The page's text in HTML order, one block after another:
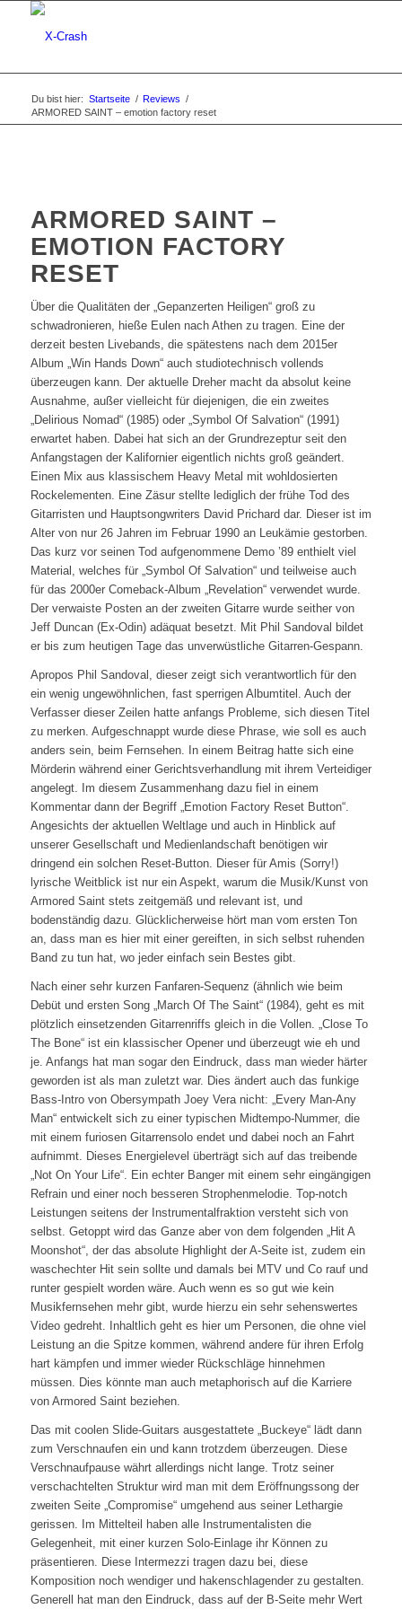
Du bist hier: Startseite / Reviews /
ARMORED SAINT – emotion factory reset
ARMORED SAINT –
EMOTION FACTORY
RESET
Über die Qualitäten der „Gepanzerten Heiligen“ groß zu
schwadronieren, hieße Eulen nach Athen zu tragen. Eine der
derzeit besten Livebands, die spätestens nach dem 2015er
Album „Win Hands Down“ auch studiotechnisch vollends
überzeugen kann. Der aktuelle Dreher macht da absolut keine
Ausnahme, außer vielleicht für diejenigen, die ein zweites
„Delirious Nomad“ (1985) oder „Symbol Of Salvation“ (1991)
erwartet haben. Dabei hat sich an der Grundrezeptur seit den
Anfangstagen der Kalifornier eigentlich nichts groß geändert.
Einen Mix aus klassischem Heavy Metal mit wohldosierten
Rockelementen. Eine Zäsur stellte lediglich der frühe Tod des
Gitarristen und Hauptsongwriters David Prichard dar. Dieser ist im
Alter von nur 26 Jahren im Februar 1990 an Leukämie gestorben.
Das kurz vor seinen Tod aufgenommene Demo ’89 enthielt viel
Material, welches für „Symbol Of Salvation“ und teilweise auch
für das 2000er Comeback-Album „Revelation“ verwendet wurde.
Der verwaiste Posten an der zweiten Gitarre wurde seither von
Jeff Duncan (Ex-Odin) adäquat besetzt. Mit Phil Sandoval bildet
er bis zum heutigen Tage das unverwüstliche Gitarren-Gespann.
Apropos Phil Sandoval, dieser zeigt sich verantwortlich für den
ein wenig ungewöhnlichen, fast sperrigen Albumtitel. Auch der
Verfasser dieser Zeilen hatte anfangs Probleme, sich diesen Titel
zu merken. Aufgeschnappt wurde diese Phrase, wie soll es auch
anders sein, beim Fernsehen. In einem Beitrag hatte sich eine
Mörderin während einer Gerichtsverhandlung mit ihrem Verteidiger
angelegt. Im diesem Zusammenhang dazu fiel in einem
Kommentar dann der Begriff „Emotion Factory Reset Button“.
Angesichts der aktuellen Weltlage und auch in Hinblick auf
unserer Gesellschaft und Medienlandschaft benötigen wir
dringend ein solchen Reset-Button. Dieser für Amis (Sorry!)
lyrische Weitblick ist nur ein Aspekt, warum die Musik/Kunst von
Armored Saint stets zeitgemäß und relevant ist, und
bodenständig dazu. Glücklicherweise hört man vom ersten Ton
an, dass man es hier mit einer gereiften, in sich selbst ruhenden
Band zu tun hat, wo jeder einfach sein Bestes gibt.
Nach einer sehr kurzen Fanfaren-Sequenz (ähnlich wie beim
Debüt und ersten Song „March Of The Saint“ (1984), geht es mit
plötzlich einsetzenden Gitarrenriffs gleich in die Vollen. „Close To
The Bone“ ist ein klassischer Opener und überzeugt wie eh und
je. Anfangs hat man sogar den Eindruck, dass man wieder härter
geworden ist als man zuletzt war. Dies ändert auch das funkige
Bass-Intro von Obersympath Joey Vera nicht: „Every Man-Any
Man“ entwickelt sich zu einer typischen Midtempo-Nummer, die
mit einem furiosen Gitarrensolo endet und dabei noch an Fahrt
aufnimmt. Dieses Energielevel überträgt sich auf das treibende
„Not On Your Life“. Ein echter Banger mit einem sehr eingängigen
Refrain und einer noch besseren Strophenmelodie. Top-notch
Leistungen seitens der Instrumentalfraktion versteht sich von
selbst. Getoppt wird das Ganze aber von dem folgenden „Hit A
Moonshot“, der das absolute Highlight der A-Seite ist, zudem ein
waschechter Hit sein sollte und damals bei MTV und Co rauf und
runter gespielt worden wäre. Auch wenn es so gut wie kein
Musikfernsehen mehr gibt, wurde hierzu ein sehr sehenswertes
Video gedreht. Inhaltlich geht es hier um Personen, die ohne viel
Leistung an die Spitze kommen, während andere für ihren Erfolg
hart kämpfen und immer wieder Rückschläge hinnehmen
müssen. Dies könnte man auch metaphorisch auf die Karriere
von Armored Saint beziehen.
Das mit coolen Slide-Guitars ausgestattete „Buckeye“ lädt dann
zum Verschnaufen ein und kann trotzdem überzeugen. Diese
Verschnaufpause währt allerdings nicht lange. Trotz seiner
verschachtelten Struktur wird man mit dem Eröffnungssong der
zweiten Seite „Compromise“ umgehend aus seiner Lethargie
gerissen. Im Mittelteil haben alle Instrumentalisten die
Gelegenheit, mit einer kurzen Solo-Einlage ihr Können zu
präsentieren. Diese Intermezzi tragen dazu bei, diese
Komposition noch wendiger und hakenschlagender zu gestalten.
Generell hat man den Eindruck, dass auf der B-Seite mehr Wert